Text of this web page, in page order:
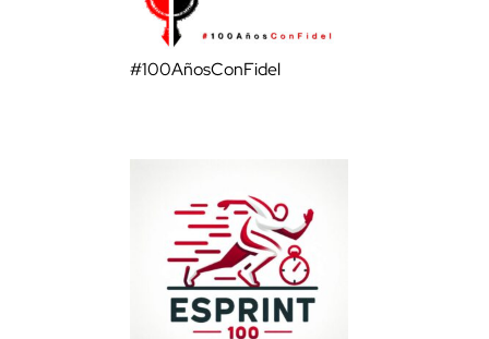
#100AñosConFidel